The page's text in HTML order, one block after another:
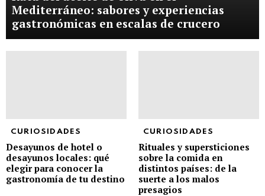
Mediterráneo: sabores y experiencias
gastronómicas en escalas de crucero
CURIOSIDADES
Desayunos de hotel o
desayunos locales: qué
elegir para conocer la
gastronomía de tu destino
CURIOSIDADES
Rituales y supersticiones
sobre la comida en
distintos países: de la
suerte a los malos
presagios